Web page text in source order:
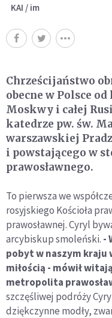
KAI / im
Chrześcijaństwo
obecne w Polsce
Moskwy i całej
katedrze pw. św.
warszawskiej
i powstającego w
prawosławnego.
To pierwsza we
rosyjskiego Kościoła
prawosławnej. Cyryl
arcybiskup smoleński. -
pobyt w naszym kraju
miłością - mówił
metropolita
szczęśliwej podróży
dziękczynne modły,